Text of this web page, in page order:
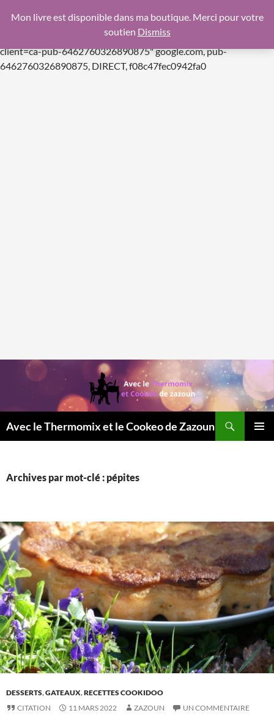
f08c47fec0942fa0
https://pagead2.googlesyndication.com/pagead/js/
client=ca-pub-6462760326890875"google.com, pub-
6462760326890875, DIRECT, f08c47fec0942fa0Aller
Avec le Thermomix et le Cookeo de Zazoun
Archives par mot-clé : pépites
DESSERTS,GATEAUX,RECETTES COOKIDOO
CITATION
11 MARS 2022 ZAZOUN UN COMMENTAIRE
Mon livre est disponible dans ma boutique. Merci pour votre
soutien Dismiss